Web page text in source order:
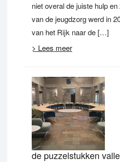
niet overal de juiste hulp
van de jeugdzorg werd in
van het Rijk naar de […]
> Lees meer
de puzzelstukken